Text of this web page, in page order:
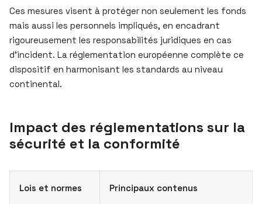
Ces mesures visent à protéger non seulement les fonds
mais aussi les personnels impliqués, en encadrant
rigoureusement les responsabilités juridiques en cas
d’incident. La réglementation européenne complète ce
dispositif en harmonisant les standards au niveau
continental.
Impact des réglementations sur la
sécurité et la conformité
Lois et normes Principaux contenus